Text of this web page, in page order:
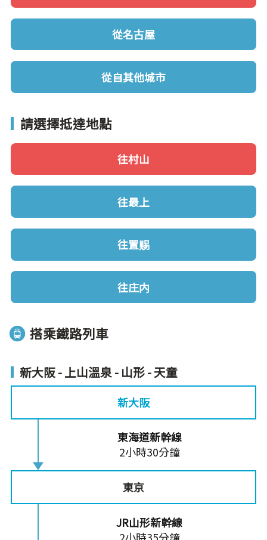
從名古屋
從自其他城市
請選擇抵達地點
往村山
往最上
往置赐
往庄内
搭乘鐵路列車
新大阪 - 上山溫泉 - 山形 - 天童
新大阪
東海道新幹線
2小時30分鐘
東京
JR山形新幹線